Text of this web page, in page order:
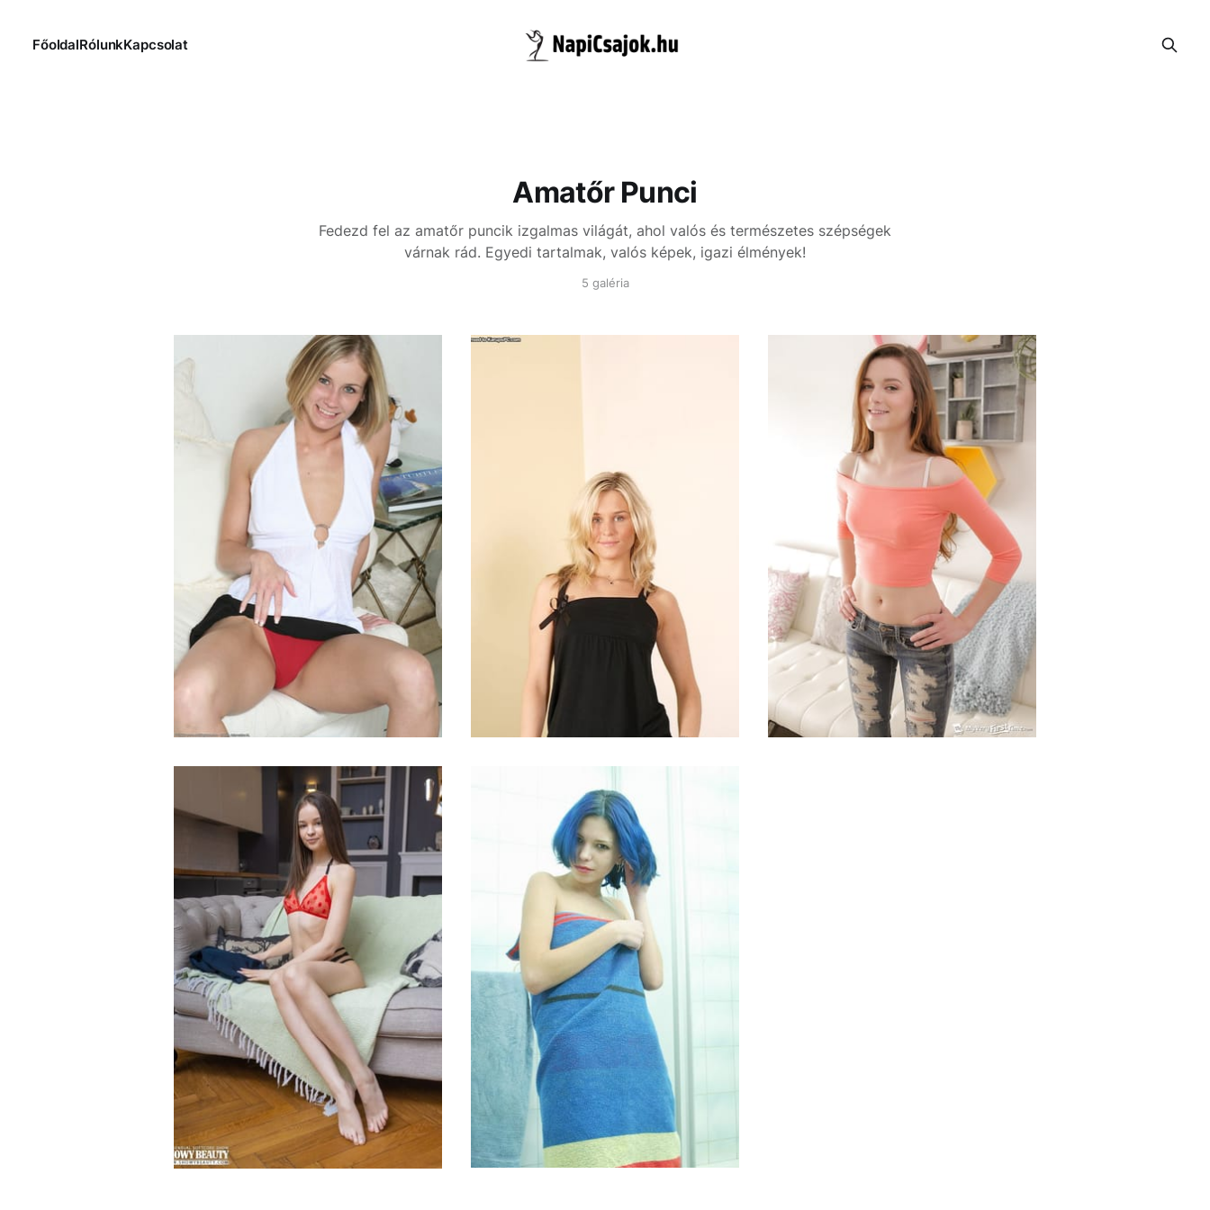
FőoldalRólunkKapcsolat
Amatőr Punci
Fedezd fel az amatőr puncik izgalmas világát, ahol valós és természetes szépségek
várnak rád. Egyedi tartalmak, valós képek, igazi élmények!
5 galéria